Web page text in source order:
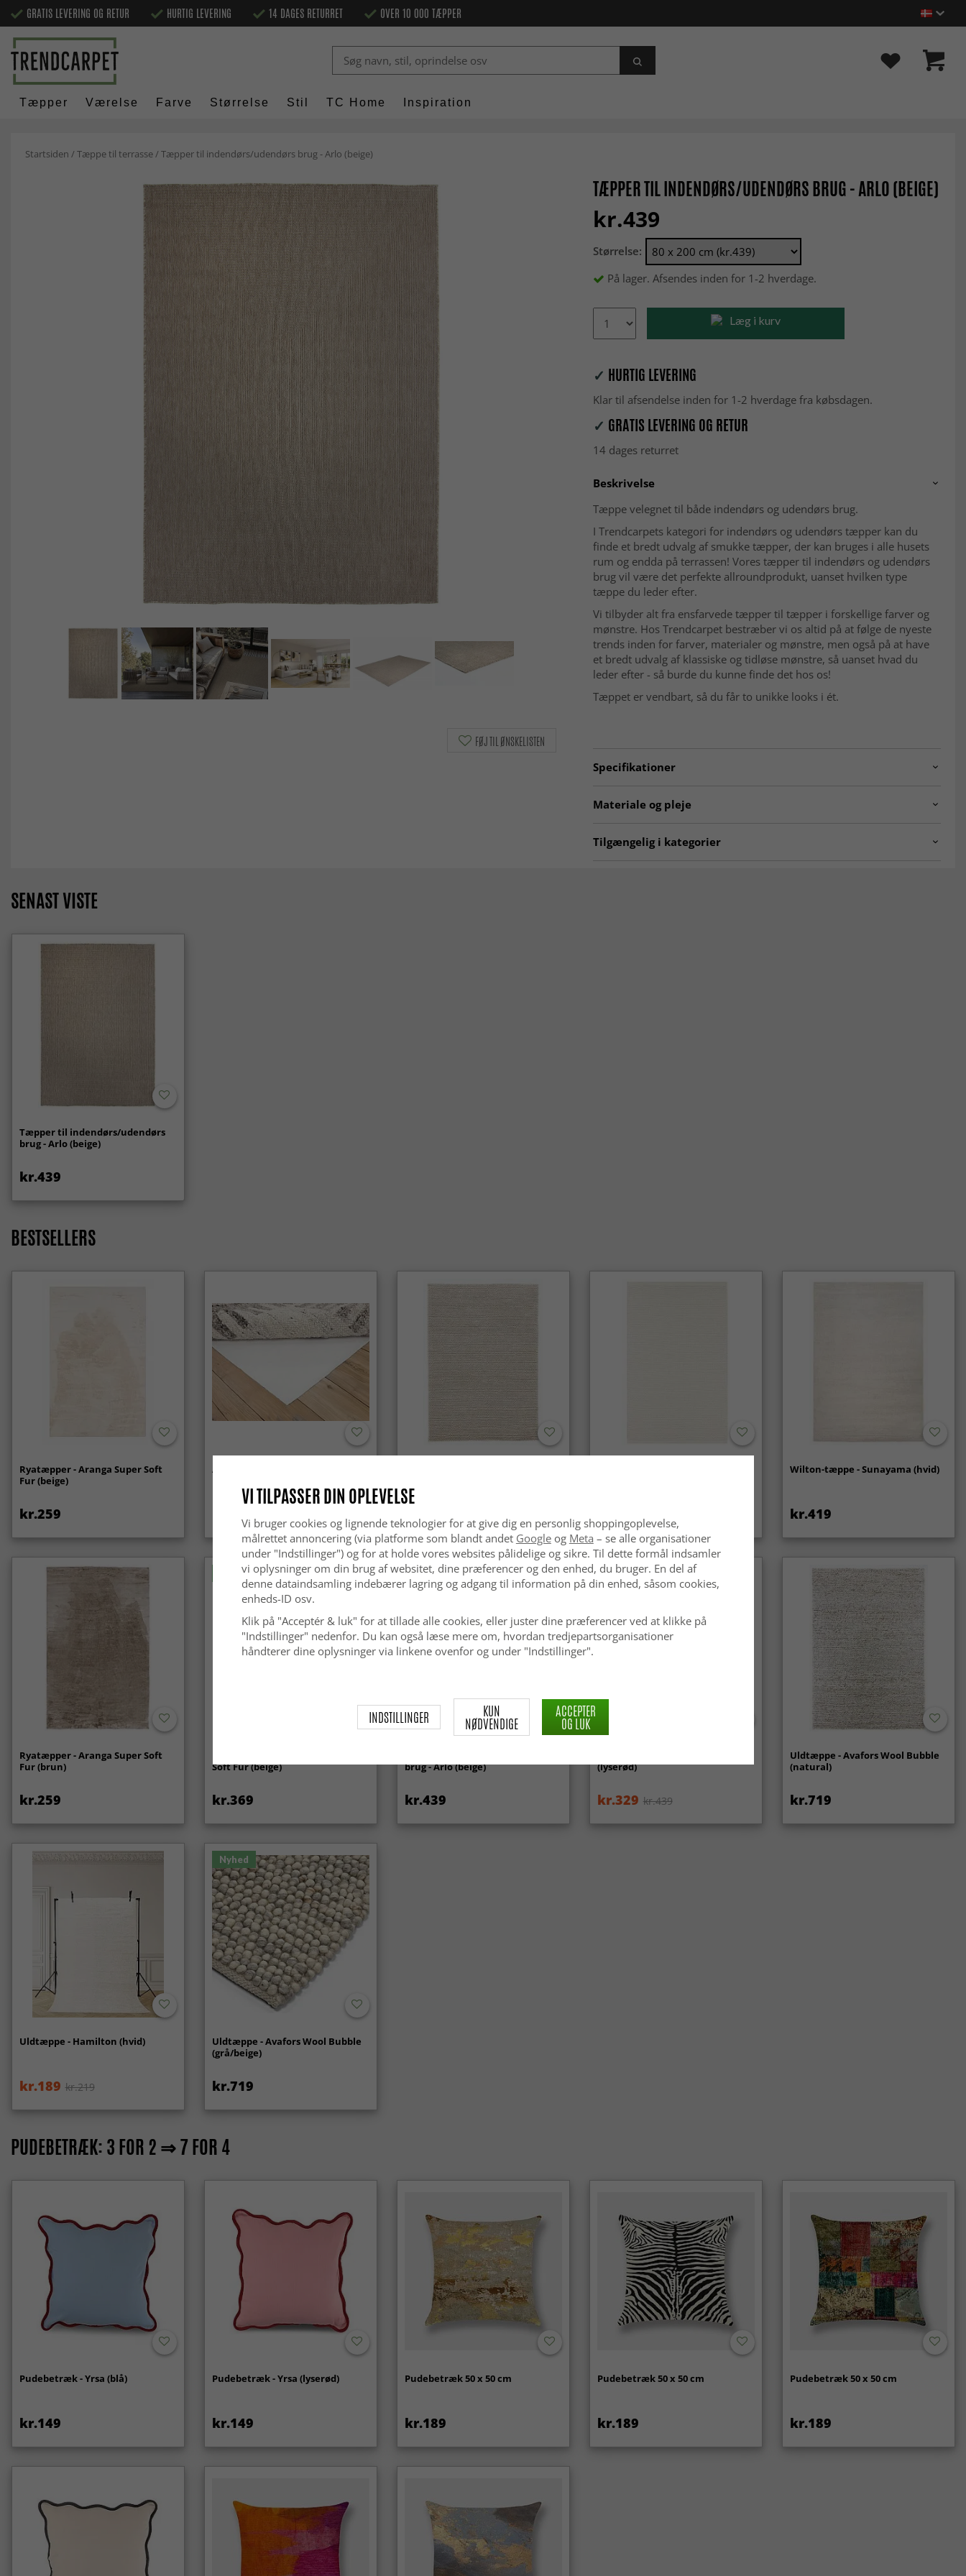
GRATIS LEVERING OG RETUR HURTIG LEVERING 14 DAGES RETURRET OVER 10 000 TÆPPER
Tæpper Værelse Farve Størrelse Stil TC Home Inspiration
Startsiden /Tæppe til terrasse/Tæpper til indendørs/udendørs brug - Arlo (beige)
TÆPPER TIL INDENDØRS/UDENDØRS BRUG - ARLO (BEIGE)
kr.439
Størrelse:
På lager. Afsendes inden for 1-2 hverdage.
Læg i kurv
✓ HURTIG LEVERING
Klar til afsendelse inden for 1-2 hverdage fra købsdagen.
✓ GRATIS LEVERING OG RETUR
14 dages returret
Beskrivelse
Tæppe velegnet til både indendørs og udendørs brug.
I Trendcarpets kategori for indendørs og udendørs tæpper kan du
finde et bredt udvalg af smukke tæpper, der kan bruges i alle husets
rum og endda på terrassen! Vores tæpper til indendørs og udendørs
brug vil være det perfekte allroundprodukt, uanset hvilken type
tæppe du leder efter.
Vi tilbyder alt fra ensfarvede tæpper til tæpper i forskellige farver og
mønstre. Hos Trendcarpet bestræber vi os altid på at følge de nyeste
trends inden for farver, materialer og mønstre, men også på at have
et bredt udvalg af klassiske og tidløse mønstre, så uanset hvad du
leder efter - så burde du kunne finde det hos os!
Tæppet er vendbart, så du får to unikke looks i ét.
Specifikationer
Materiale og pleje
Oprindelse:Belgien.
Tilgængelig i kategorier
FØJ TIL ØNSKELISTEN
SENAST VISTE
Tæpper til indendørs/udendørs
brug - Arlo (beige)
kr.439
BESTSELLERS
Ryatæpper - Aranga Super Soft
Fur (beige)
kr.259
Anti-slip/Skridsikker Wilton-tæppe - Sunayama (hvid)
kr.419
Ryatæpper - Aranga Super Soft
Fur (brun)
kr.259
Nyhed
Soft Fur (beige)
kr.369
brug - Arlo (beige)
kr.439
(lyserød)
kr.329 kr.439
Uldtæppe - Avafors Wool Bubble
(natural)
kr.719
Uldtæppe - Hamilton (hvid)
kr.189 kr.219
Nyhed
Uldtæppe - Avafors Wool Bubble
(grå/beige)
kr.719
PUDEBETRÆK: 3 FOR 2 ⇒ 7 FOR 4
Pudebetræk - Yrsa (blå)
kr.149
Pudebetræk - Yrsa (lyserød)
kr.149
Pudebetræk 50 x 50 cm
kr.189
Pudebetræk 50 x 50 cm
kr.189
Pudebetræk 50 x 50 cm
kr.189
VI TILPASSER DIN OPLEVELSE
Vi bruger cookies og lignende teknologier for at give dig en personlig shoppingoplevelse,
målrettet annoncering (via platforme som blandt andet Googleog Meta – se alle organisationer
under "Indstillinger") og for at holde vores websites pålidelige og sikre. Til dette formål indsamler
vi oplysninger om din brug af websitet, dine præferencer og den enhed, du bruger. En del af
denne dataindsamling indebærer lagring og adgang til information på din enhed, såsom cookies,
enheds-ID osv.
Klik på "Acceptér & luk" for at tillade alle cookies, eller juster dine præferencer ved at klikke på
"Indstillinger" nedenfor. Du kan også læse mere om, hvordan tredjepartsorganisationer
håndterer dine oplysninger via linkene ovenfor og under "Indstillinger".
INDSTILLINGER KUN
NØDVENDIGE
ACCEPTER
OG LUK